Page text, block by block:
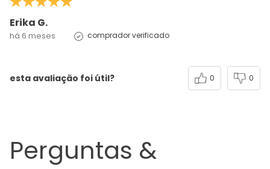
Erika G.
há 6 meses comprador verificado
esta avaliação foi útil? 0 0
Perguntas &